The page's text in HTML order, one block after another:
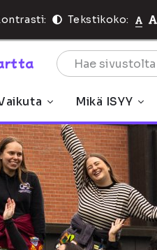
Tekstikoko:
Mikä ISYY